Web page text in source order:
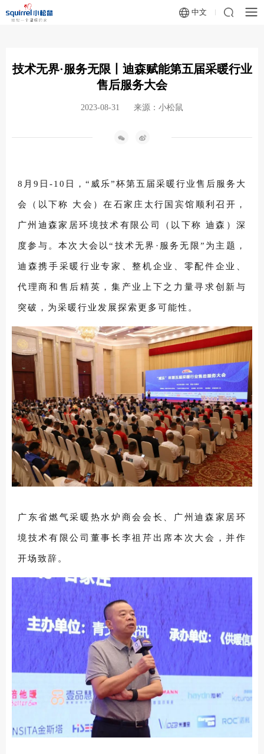
中文
技术无界·服务无限丨迪森赋能第五届采暖行业
售后服务大会
2023-08-31 来源：小松鼠
8月9日-10日，“威乐”杯第五届采暖行业售后服务大
会（以下称 大会）在石家庄太行国宾馆顺利召开，
广州迪森家居环境技术有限公司（以下称 迪森）深
度参与。本次大会以“技术无界·服务无限”为主题，
迪森携手采暖行业专家、整机企业、零配件企业、
代理商和售后精英，集产业上下之力量寻求创新与
突破，为采暖行业发展探索更多可能性。
广东省燃气采暖热水炉商会会长、广州迪森家居环
境技术有限公司董事长李祖芹出席本次大会，并作
开场致辞。